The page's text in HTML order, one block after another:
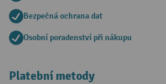
Bezpečná ochrana dat
Osobní poradenství při nákupu
Platební metody